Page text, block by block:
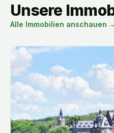
Unsere
Alle Immobilien anschauen →